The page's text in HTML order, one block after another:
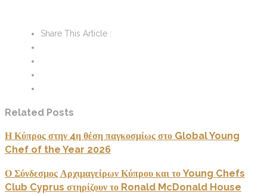
Share This Article :
Related Posts
Η Κύπρος στην 4η θέση παγκοσμίως στο Global Young
Chef of the Year 2026
Ο Σύνδεσμος Αρχιμαγείρων Κύπρου και το Young Chefs
Club Cyprus στηρίζουν το Ronald McDonald House